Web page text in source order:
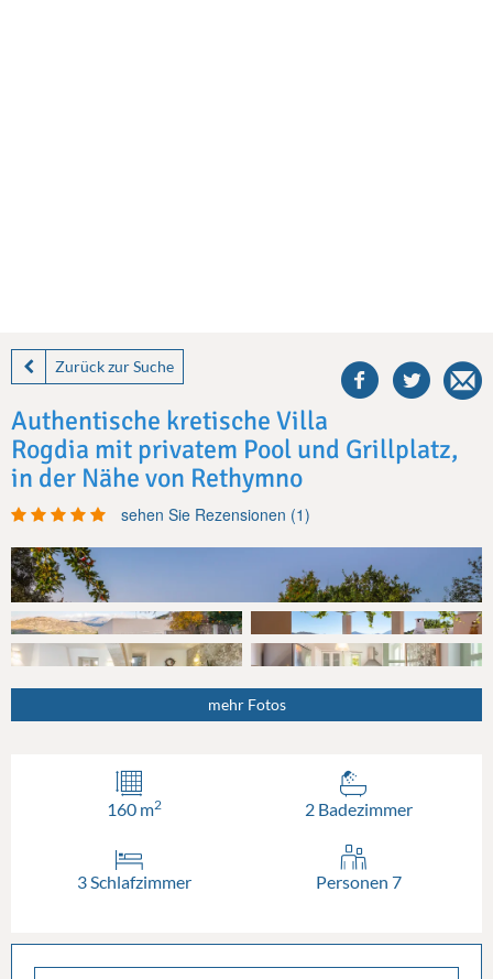
Zurück zur Suche
this
villa
Authentische kretische Villa
Rogdia mit privatem Pool und Grillplatz,
in der Nähe von Rethymno
sehen Sie Rezensionen (1)
mehr Fotos
160 m2 2 Badezimmer
3 Schlafzimmer Personen 7